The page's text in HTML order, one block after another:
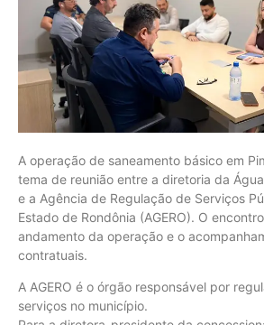
A operação de saneamento básico em
tema de reunião entre a diretoria da
e a Agência de Regulação de Serviços
Estado de Rondônia (AGERO). O
andamento da operação e o
contratuais.
A AGERO é o órgão responsável por
serviços no município.